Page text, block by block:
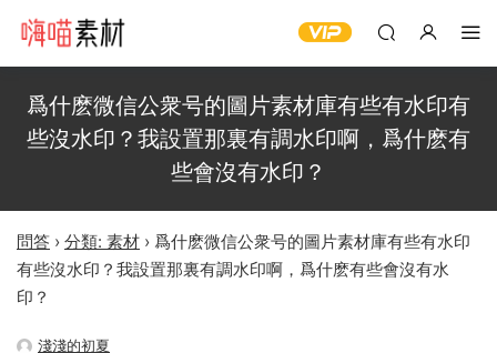
爲什麽微信公衆号的圖片素材庫有些有水印有
些沒水印？我設置那裏有調水印啊，爲什麽有
些會沒有水印？
問答 › 分類: 素材 › 爲什麽微信公衆号的圖片素材庫有些有水印
有些沒水印？我設置那裏有調水印啊，爲什麽有些會沒有水
印？
淺淺的初夏